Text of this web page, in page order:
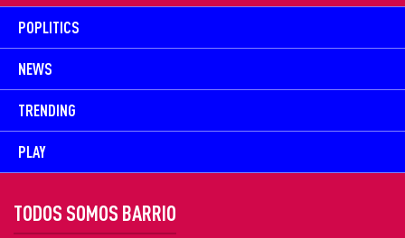
POPLITICS
NEWS
TRENDING
PLAY
TODOS SOMOS BARRIO